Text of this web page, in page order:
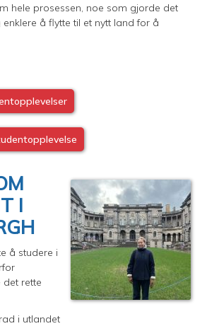
hele prosessen, noe som gjorde det
å flytte til et nytt land for å
I
å studere i
det rette
i utlandet